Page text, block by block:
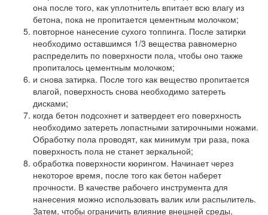
она после того, как уплотнитель впитает всю влагу из
бетона, пока не пропитается цементным молочком;
повторное нанесение сухого топпинга. После затирки
необходимо оставшимся 1/3 вещества равномерно
распределить по поверхности пола, чтобы оно также
пропиталось цементным молочком;
и снова затирка. После того как вещество пропитается
влагой, поверхность снова необходимо затереть
дисками;
когда бетон подсохнет и затвердеет его поверхность
необходимо затереть лопастными затирочными ножами.
Обработку пола проводят, как минимум три раза, пока
поверхность пола не станет зеркальной;
обработка поверхности кюрингом. Начинает через
некоторое время, после того как бетон наберет
прочности. В качестве рабочего инструмента для
нанесения можно использовать валик или распылитель.
Затем, чтобы ограничить влияние внешней среды,